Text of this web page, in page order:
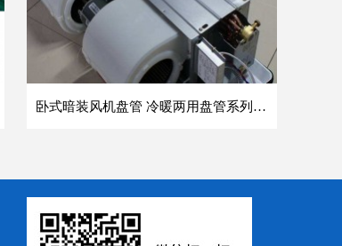
卧式暗装风机盘管 冷暖两用盘管系列 明装风盘空调器